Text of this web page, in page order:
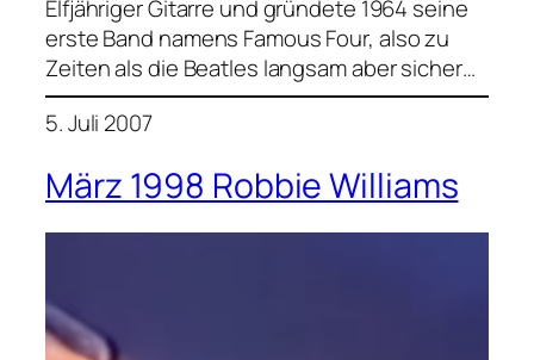
Elfjähriger Gitarre und gründete 1964 seine
erste Band namens Famous Four, also zu
Zeiten als die Beatles langsam aber sicher…
5. Juli 2007
März 1998 Robbie Williams